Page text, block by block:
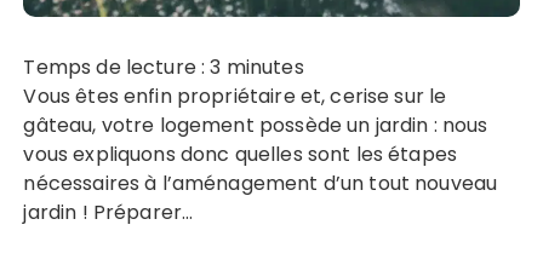
Temps de lecture :3 minutes
Vous êtes enfin propriétaire et, cerise sur le
gâteau, votre logement possède un jardin : nous
vous expliquons donc quelles sont les étapes
nécessaires à l’aménagement d’un tout nouveau
jardin ! Préparer…